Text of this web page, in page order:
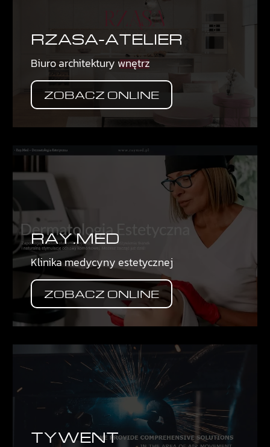
RZASA-ATELIER
Biuro architektury wnętrz
ZOBACZ ONLINE
RAY.MED
Klinika medycyny estetycznej
ZOBACZ ONLINE
TYWENT